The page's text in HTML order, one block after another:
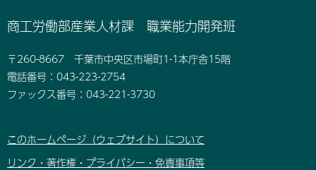
商工労働部産業人材課 職業能力開発班
〒260-8667 千葉市中央区市場町1-1本庁舎15階
電話番号：043-223-2754
ファックス番号：043-221-3730
このホームページ（ウェブサイト）について
リンク・著作権・プライバシー・免責事項等